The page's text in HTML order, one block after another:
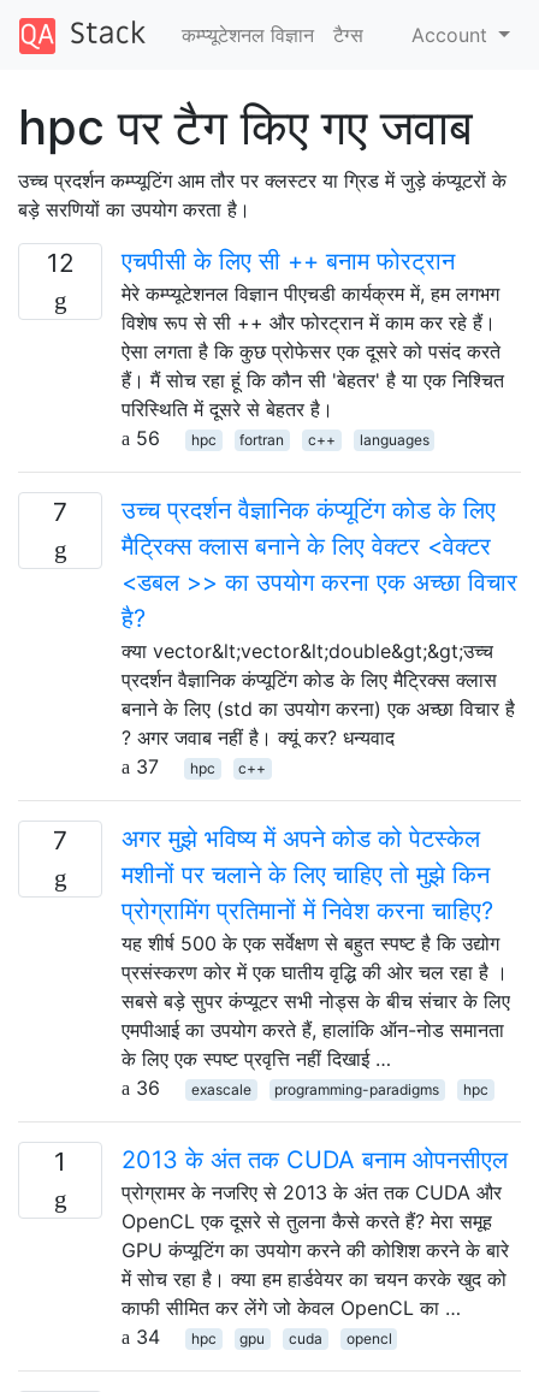
कम्प्यूटेशनल विज्ञान टैग्‍स Account
hpc पर टैग किए गए जवाब
उच्च प्रदर्शन कम्प्यूटिंग आम तौर पर क्लस्टर या ग्रिड में जुड़े कंप्यूटरों के
बड़े सरणियों का उपयोग करता है।
12 एचपीसी के लिए सी ++ बनाम फोरट्रान
मेरे कम्प्यूटेशनल विज्ञान पीएचडी कार्यक्रम में, हम लगभग
विशेष रूप से सी ++ और फोरट्रान में काम कर रहे हैं।
ऐसा लगता है कि कुछ प्रोफेसर एक दूसरे को पसंद करते
हैं। मैं सोच रहा हूं कि कौन सी 'बेहतर' है या एक निश्चित
परिस्थिति में दूसरे से बेहतर है।
56
hpc fortran c++ languages
7
उच्च प्रदर्शन वैज्ञानिक कंप्यूटिंग कोड के लिए
मैट्रिक्स क्लास बनाने के लिए वेक्टर <वेक्टर
<डबल >> का उपयोग करना एक अच्छा विचार
है?
क्या vector&lt;vector&lt;double&gt;&gt;उच्च
प्रदर्शन वैज्ञानिक कंप्यूटिंग कोड के लिए मैट्रिक्स क्लास
बनाने के लिए (std का उपयोग करना) एक अच्छा विचार है
? अगर जवाब नहीं है। क्यूं कर? धन्यवाद
37
hpc c++
7
अगर मुझे भविष्य में अपने कोड को पेटस्केल
मशीनों पर चलाने के लिए चाहिए तो मुझे किन
प्रोग्रामिंग प्रतिमानों में निवेश करना चाहिए?
यह शीर्ष 500 के एक सर्वेक्षण से बहुत स्पष्ट है कि उद्योग
प्रसंस्करण कोर में एक घातीय वृद्धि की ओर चल रहा है ।
सबसे बड़े सुपर कंप्यूटर सभी नोड्स के बीच संचार के लिए
एमपीआई का उपयोग करते हैं, हालांकि ऑन-नोड समानता
के लिए एक स्पष्ट प्रवृत्ति नहीं दिखाई …
36
exascale programming-paradigms hpc
1 2013 के अंत तक CUDA बनाम ओपनसीएल
प्रोग्रामर के नजरिए से 2013 के अंत तक CUDA और
OpenCL एक दूसरे से तुलना कैसे करते हैं? मेरा समूह
GPU कंप्यूटिंग का उपयोग करने की कोशिश करने के बारे
में सोच रहा है। क्या हम हार्डवेयर का चयन करके खुद को
काफी सीमित कर लेंगे जो केवल OpenCL का …
34
hpc gpu cuda opencl